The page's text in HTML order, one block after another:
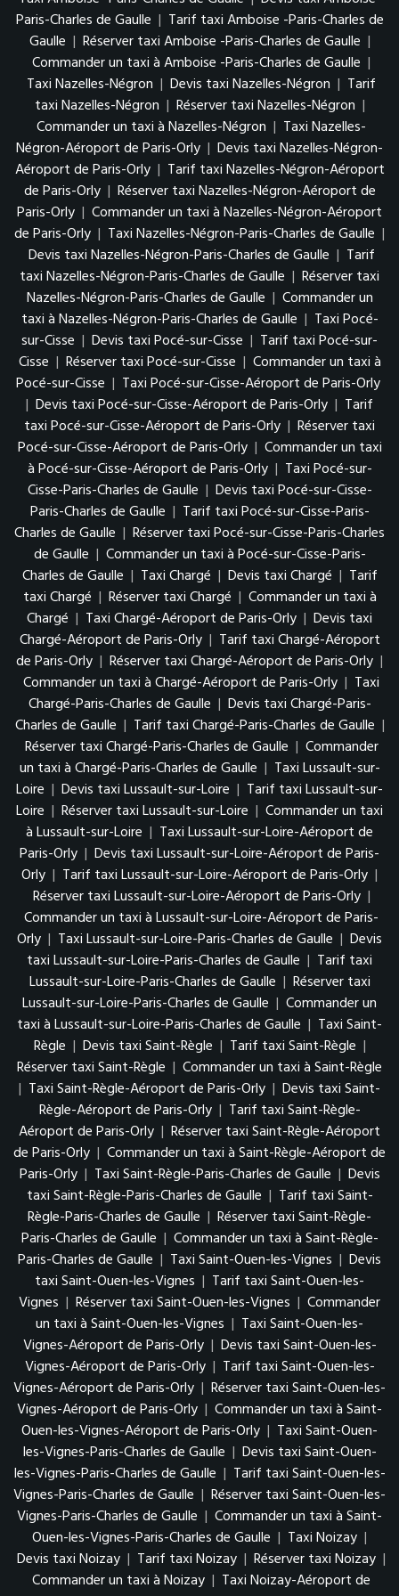
Paris-Charles de Gaulle | Tarif taxi Amboise -Paris-Charles de
Gaulle | Réserver taxi Amboise -Paris-Charles de Gaulle |
Commander un taxi à Amboise -Paris-Charles de Gaulle |
Taxi Nazelles-Négron | Devis taxi Nazelles-Négron | Tarif
taxi Nazelles-Négron | Réserver taxi Nazelles-Négron |
Commander un taxi à Nazelles-Négron | Taxi Nazelles-
Négron-Aéroport de Paris-Orly | Devis taxi Nazelles-Négron-
Aéroport de Paris-Orly | Tarif taxi Nazelles-Négron-Aéroport
de Paris-Orly | Réserver taxi Nazelles-Négron-Aéroport de
Paris-Orly | Commander un taxi à Nazelles-Négron-Aéroport
de Paris-Orly | Taxi Nazelles-Négron-Paris-Charles de Gaulle |
Devis taxi Nazelles-Négron-Paris-Charles de Gaulle | Tarif
taxi Nazelles-Négron-Paris-Charles de Gaulle | Réserver taxi
Nazelles-Négron-Paris-Charles de Gaulle | Commander un
taxi à Nazelles-Négron-Paris-Charles de Gaulle | Taxi Pocé-
sur-Cisse | Devis taxi Pocé-sur-Cisse | Tarif taxi Pocé-sur-
Cisse | Réserver taxi Pocé-sur-Cisse | Commander un taxi à
Pocé-sur-Cisse | Taxi Pocé-sur-Cisse-Aéroport de Paris-Orly
| Devis taxi Pocé-sur-Cisse-Aéroport de Paris-Orly | Tarif
taxi Pocé-sur-Cisse-Aéroport de Paris-Orly | Réserver taxi
Pocé-sur-Cisse-Aéroport de Paris-Orly | Commander un taxi
à Pocé-sur-Cisse-Aéroport de Paris-Orly | Taxi Pocé-sur-
Cisse-Paris-Charles de Gaulle | Devis taxi Pocé-sur-Cisse-
Paris-Charles de Gaulle | Tarif taxi Pocé-sur-Cisse-Paris-
Charles de Gaulle | Réserver taxi Pocé-sur-Cisse-Paris-Charles
de Gaulle | Commander un taxi à Pocé-sur-Cisse-Paris-
Charles de Gaulle | Taxi Chargé | Devis taxi Chargé | Tarif
taxi Chargé | Réserver taxi Chargé | Commander un taxi à
Chargé | Taxi Chargé-Aéroport de Paris-Orly | Devis taxi
Chargé-Aéroport de Paris-Orly | Tarif taxi Chargé-Aéroport
de Paris-Orly | Réserver taxi Chargé-Aéroport de Paris-Orly |
Commander un taxi à Chargé-Aéroport de Paris-Orly | Taxi
Chargé-Paris-Charles de Gaulle | Devis taxi Chargé-Paris-
Charles de Gaulle | Tarif taxi Chargé-Paris-Charles de Gaulle |
Réserver taxi Chargé-Paris-Charles de Gaulle | Commander
un taxi à Chargé-Paris-Charles de Gaulle | Taxi Lussault-sur-
Loire | Devis taxi Lussault-sur-Loire | Tarif taxi Lussault-sur-
Loire | Réserver taxi Lussault-sur-Loire | Commander un taxi
à Lussault-sur-Loire | Taxi Lussault-sur-Loire-Aéroport de
Paris-Orly | Devis taxi Lussault-sur-Loire-Aéroport de Paris-
Orly | Tarif taxi Lussault-sur-Loire-Aéroport de Paris-Orly |
Réserver taxi Lussault-sur-Loire-Aéroport de Paris-Orly |
Commander un taxi à Lussault-sur-Loire-Aéroport de Paris-
Orly | Taxi Lussault-sur-Loire-Paris-Charles de Gaulle | Devis
taxi Lussault-sur-Loire-Paris-Charles de Gaulle | Tarif taxi
Lussault-sur-Loire-Paris-Charles de Gaulle | Réserver taxi
Lussault-sur-Loire-Paris-Charles de Gaulle | Commander un
taxi à Lussault-sur-Loire-Paris-Charles de Gaulle | Taxi Saint-
Règle | Devis taxi Saint-Règle | Tarif taxi Saint-Règle |
Réserver taxi Saint-Règle | Commander un taxi à Saint-Règle
| Taxi Saint-Règle-Aéroport de Paris-Orly | Devis taxi Saint-
Règle-Aéroport de Paris-Orly | Tarif taxi Saint-Règle-
Aéroport de Paris-Orly | Réserver taxi Saint-Règle-Aéroport
de Paris-Orly | Commander un taxi à Saint-Règle-Aéroport de
Paris-Orly | Taxi Saint-Règle-Paris-Charles de Gaulle | Devis
taxi Saint-Règle-Paris-Charles de Gaulle | Tarif taxi Saint-
Règle-Paris-Charles de Gaulle | Réserver taxi Saint-Règle-
Paris-Charles de Gaulle | Commander un taxi à Saint-Règle-
Paris-Charles de Gaulle | Taxi Saint-Ouen-les-Vignes | Devis
taxi Saint-Ouen-les-Vignes | Tarif taxi Saint-Ouen-les-
Vignes | Réserver taxi Saint-Ouen-les-Vignes | Commander
un taxi à Saint-Ouen-les-Vignes | Taxi Saint-Ouen-les-
Vignes-Aéroport de Paris-Orly | Devis taxi Saint-Ouen-les-
Vignes-Aéroport de Paris-Orly | Tarif taxi Saint-Ouen-les-
Vignes-Aéroport de Paris-Orly | Réserver taxi Saint-Ouen-les-
Vignes-Aéroport de Paris-Orly | Commander un taxi à Saint-
Ouen-les-Vignes-Aéroport de Paris-Orly | Taxi Saint-Ouen-
les-Vignes-Paris-Charles de Gaulle | Devis taxi Saint-Ouen-
les-Vignes-Paris-Charles de Gaulle | Tarif taxi Saint-Ouen-les-
Vignes-Paris-Charles de Gaulle | Réserver taxi Saint-Ouen-les-
Vignes-Paris-Charles de Gaulle | Commander un taxi à Saint-
Ouen-les-Vignes-Paris-Charles de Gaulle | Taxi Noizay |
Devis taxi Noizay | Tarif taxi Noizay | Réserver taxi Noizay |
Commander un taxi à Noizay | Taxi Noizay-Aéroport de